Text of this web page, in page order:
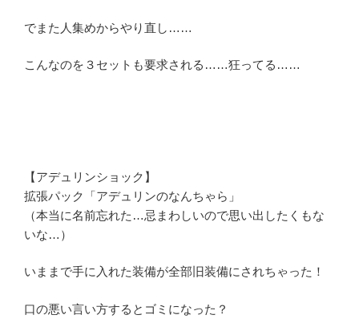
でまた人集めからやり直し……
こんなのを３セットも要求される……狂ってる……
【アデュリンショック】
拡張パック「アデュリンのなんちゃら」
（本当に名前忘れた…忌まわしいので思い出したくもな
いな…）
いままで手に入れた装備が全部旧装備にされちゃった！
口の悪い言い方するとゴミになった？